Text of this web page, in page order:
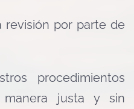
revisión por parte de
procedimientos
justa y sin